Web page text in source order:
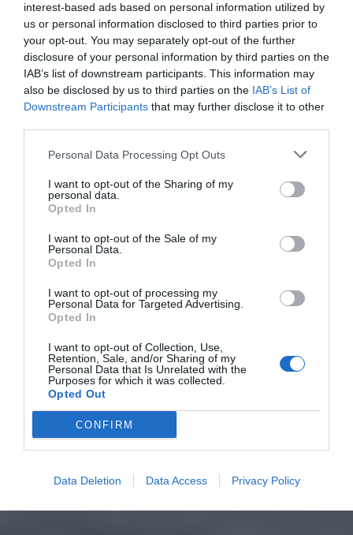
interest-based ads based on personal information utilized by
us or personal information disclosed to third parties prior to
your opt-out. You may separately opt-out of the further
disclosure of your personal information by third parties on the
IAB’s list of downstream participants. This information may
also be disclosed by us to third parties on the IAB’s List of
Downstream Participants that may further disclose it to other
Personal Data Processing Opt Outs
I want to opt-out of the Sharing of my
personal data.
Opted In
I want to opt-out of the Sale of my
Personal Data.
Opted In
I want to opt-out of processing my
Personal Data for Targeted Advertising.
Opted In
I want to opt-out of Collection, Use,
Retention, Sale, and/or Sharing of my
Personal Data that Is Unrelated with the
Purposes for which it was collected.
Opted Out
CONFIRM
Data Deletion Data Access Privacy Policy